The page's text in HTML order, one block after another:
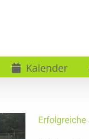
Kalender